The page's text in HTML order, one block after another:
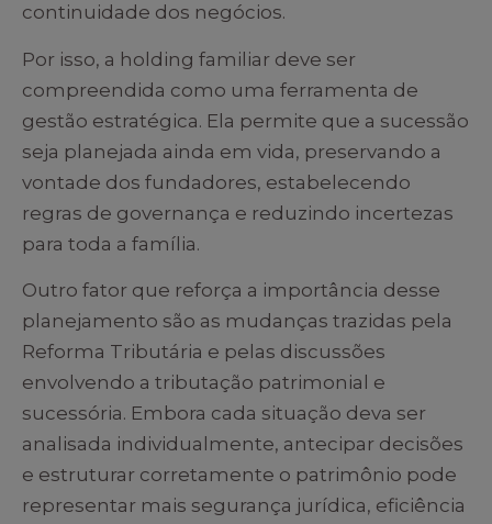
continuidade dos negócios.
Por isso, a holding familiar deve ser
compreendida como uma ferramenta de
gestão estratégica. Ela permite que a sucessão
seja planejada ainda em vida, preservando a
vontade dos fundadores, estabelecendo
regras de governança e reduzindo incertezas
para toda a família.
Outro fator que reforça a importância desse
planejamento são as mudanças trazidas pela
Reforma Tributária e pelas discussões
envolvendo a tributação patrimonial e
sucessória. Embora cada situação deva ser
analisada individualmente, antecipar decisões
e estruturar corretamente o patrimônio pode
representar mais segurança jurídica, eficiência